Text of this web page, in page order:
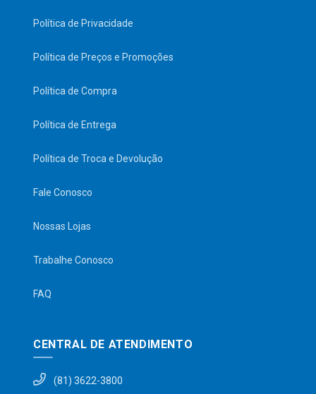
Política de Privacidade
Política de Preços e Promoções
Política de Compra
Política de Entrega
Política de Troca e Devolução
Fale Conosco
Nossas Lojas
Trabalhe Conosco
FAQ
CENTRAL DE ATENDIMENTO
(81) 3622-3800